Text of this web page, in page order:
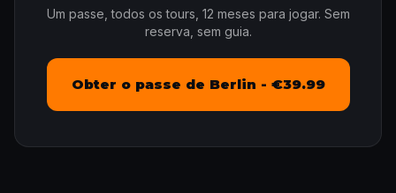
Um passe, todos os tours, 12 meses para jogar. Sem
reserva, sem guia.
Obter o passe de Berlin - €39.99